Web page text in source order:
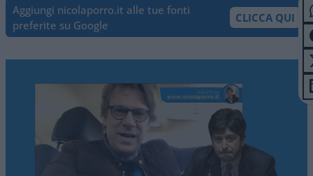
Aggiungi nicolaporro.it alle tue fonti
preferite su Google
CLICCA QUI